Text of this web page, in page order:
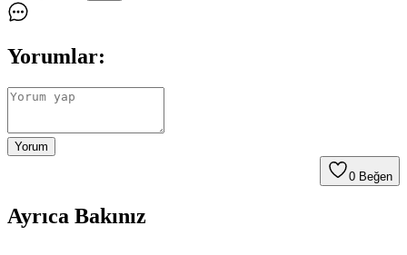
Yorumlar:
Yorum
0 Beğen
Ayrıca Bakınız